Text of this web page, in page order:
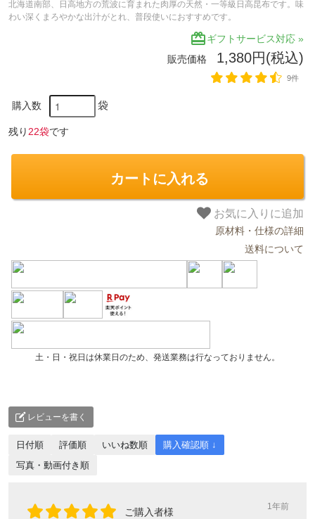
北海道南部、日高地方の荒波に育まれた肉厚の天然・一等級日高昆布です。味
わい深くまろやかな出汁がとれ、普段使いにおすすめです。
redeemギフトサービス対応 »
販売価格 1,380円(税込)
9件
購入数 袋
残り 22袋です
カートに入れる
お気に入りに追加
原材料・仕様の詳細
送料について
土・日・祝日は休業日のため、発送業務は行なっておりません。
レビューを書く
日付順 評価順 いいね数順
購入確認順 ↓
写真・動画付き順
ご購入者様 1年前